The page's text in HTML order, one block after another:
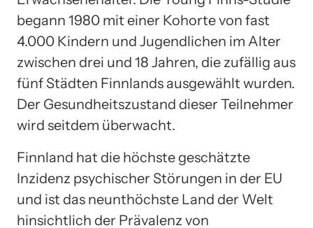
begann 1980 mit einer Kohorte von fast
4.000 Kindern und Jugendlichen im Alter
zwischen drei und 18 Jahren, die zufällig aus
fünf Städten Finnlands ausgewählt wurden.
Der Gesundheitszustand dieser Teilnehmer
wird seitdem überwacht.
Finnland hat die höchste geschätzte
Inzidenz psychischer Störungen in der EU
und ist das neunthöchste Land der Welt
hinsichtlich der Prävalenz von